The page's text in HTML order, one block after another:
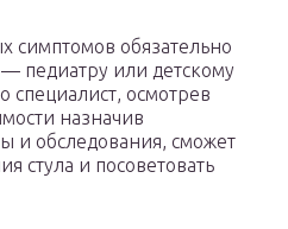
симптомов обязательно
— педиатру или детскому
специалист, осмотрев
назначив
и обследования, сможет
стула и посоветовать